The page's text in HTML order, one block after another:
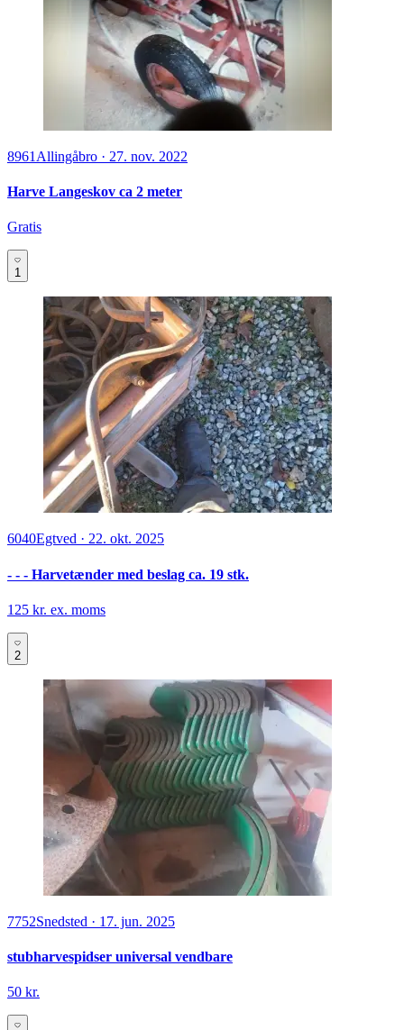
8961 Allingåbro · 27. nov. 2022
Harve Langeskov ca 2 meter
Gratis
1
6040Egtved · 22. okt. 2025
- - - Harvetænder med beslag ca. 19 stk.
125 kr. ex. moms
2
7752Snedsted · 17. jun. 2025
stubharvespidser universal vendbare
50 kr.